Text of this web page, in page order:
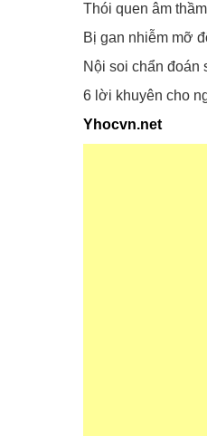
Thói quen âm
Bị gan nhiễm mỡ
Nội soi chẩn đoán
6 lời khuyên cho
Yhocvn.net